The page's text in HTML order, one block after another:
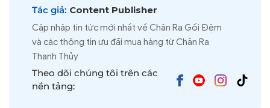
Tác giả: Content Publisher
Cập nhập tin tức mới nhất về Chăn Ra Gối Đệm
và các thông tin ưu đãi mua hàng từ Chăn Ra
Thanh Thủy
Theo dõi chúng tôi trên các
nền tảng: